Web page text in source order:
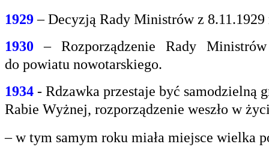
1929– Decyzją Rady Ministrów z
1930 – Rozporządzenie Rady
do powiatu nowotarskiego.
1934 - Rdzawka przestaje być samodzielną
Rabie Wyżnej, rozporządzenie weszło w
– w tym samym roku miała miejsce wielka